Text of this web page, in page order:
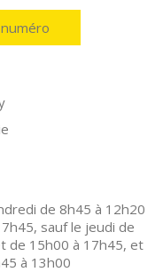
de 8h45 à 12h20
sauf le jeudi de
de 15h00 à 17h45, et
à 13h00